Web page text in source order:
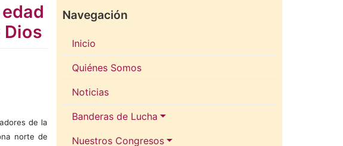
de la
norte de
Navegación
Inicio
Quiénes Somos
Noticias
Banderas de Lucha
Nuestros Congresos